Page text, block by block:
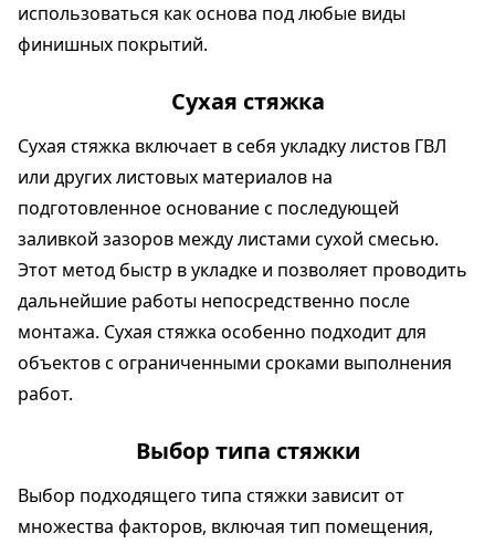
использоваться как основа под любые виды
финишных покрытий.
Сухая стяжка
Сухая стяжка включает в себя укладку листов ГВЛ
или других листовых материалов на
подготовленное основание с последующей
заливкой зазоров между листами сухой смесью.
Этот метод быстр в укладке и позволяет проводить
дальнейшие работы непосредственно после
монтажа. Сухая стяжка особенно подходит для
объектов с ограниченными сроками выполнения
работ.
Выбор типа стяжки
Выбор подходящего типа стяжки зависит от
множества факторов, включая тип помещения,